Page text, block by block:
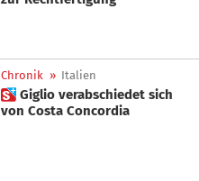
Chronik » Italien
 Giglio verabschiedet sich
von Costa Concordia